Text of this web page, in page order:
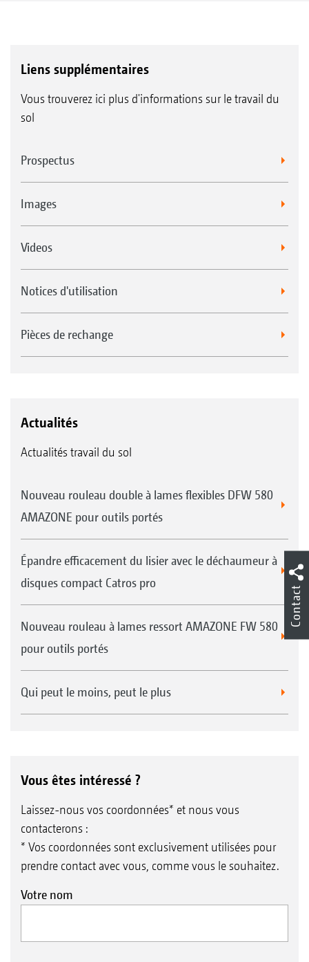
Rouleau profil double Disc-U DDU 600 mm
Rouleau Matrix KWM 650 mm
Système de couteaux souples* pour le rouleau suiveur
Système herse-peigne pour les rouleaux suiveurs KWM
et DW
UW
Système herse-peigne pour les rouleaux suiveurs TW
et DUW
Liens supplémentaires
Vous trouverez ici plus d'informations sur le travail du
sol
Prospectus
Images
Videos
Notices d'utilisation
Pièces de rechange
Actualités
Actualités travail du sol
Nouveau rouleau double à lames flexibles DFW 580
AMAZONE pour outils portés
Épandre efficacement du lisier avec le déchaumeur à
disques compact Catros pro
Nouveau rouleau à lames ressort AMAZONE FW 580
pour outils portés
Qui peut le moins, peut le plus
Vous êtes intéressé ?
Laissez-nous vos coordonnées* et nous vous
contacterons :
* Vos coordonnées sont exclusivement utilisées pour
prendre contact avec vous, comme vous le souhaitez.
Votre nom
Contact